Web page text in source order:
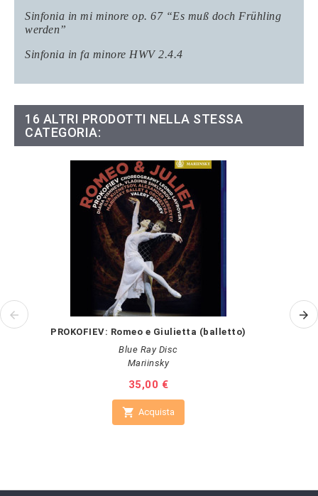
Sinfonia in mi minore op. 67 “Es muß doch Frühling
werden”
Sinfonia in fa minore HWV 2.4.4
16 ALTRI PRODOTTI NELLA STESSA
CATEGORIA:
PROKOFIEV: Romeo e Giulietta (balletto)
Blue Ray Disc
Mariinsky
Prezzo
35,00 €
 Acquista